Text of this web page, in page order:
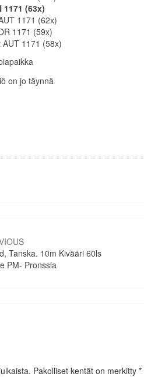
1171 (63x)
1171 (62x)
1171 (59x)
AUT 1171 (58x)
on jo täynnä
Tanska. 10m Kivääri 60ls
PM- Pronssia
Pakolliset kentät on merkitty *